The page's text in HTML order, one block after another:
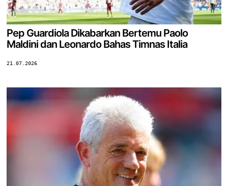
Pep Guardiola Dikabarkan Bertemu Paolo
Maldini dan Leonardo Bahas Timnas Italia
21.07.2026